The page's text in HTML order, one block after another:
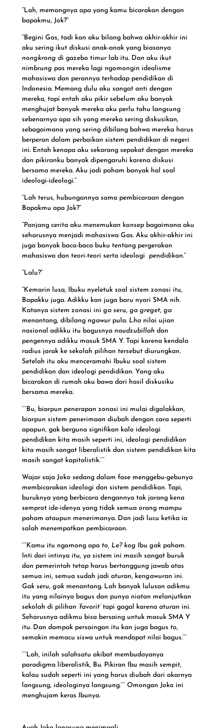
“Lah, memangnya apa yang kamu bicarakan dengan
bapakmu, Jok?”
“Begini Gas, tadi kan aku bilang bahwa akhir-akhir ini
aku sering ikut diskusi anak-anak yang biasanya
nongkrong di gazebo timur lab itu. Dan aku ikut
nimbrung pas mereka lagi ngomongin idealisme
mahasiswa dan perannya terhadap pendidikan di
Indonesia. Memang dulu aku sangat anti dengan
mereka, tapi entah aku pikir sebelum aku banyak
menghujat banyak mereka aku perlu tahu langsung
sebenarnya apa sih yang mereka sering diskusikan,
sebagaimana yang sering dibilang bahwa mereka harus
berperan dalam perbaikan sistem pendidikan di negeri
ini. Entah kenapa aku sekarang sepakat dengan mereka
dan pikiranku banyak dipengaruhi karena diskusi
bersama mereka. Aku jadi paham banyak hal soal
ideologi-ideologi.”
“Lah terus, hubungannya sama pembicaraan dengan
Bapakmu apa Jok?”
“Panjang cerita aku menemukan konsep bagaimana aku
seharusnya menjadi mahasiswa Gas. Aku akhir-akhir ini
juga banyak baca-baca buku tentang pergerakan
mahasiswa dan teori-teori serta ideologi pendidikan.”
“Lalu?”
“Kemarin lusa, Ibuku nyeletuk soal sistem zonasi itu,
Bapakku juga. Adikku kan juga baru nyari SMA nih.
Katanya sistem zonasi ini gaseru, ga greget, ga
menantang, dibilang ngawurpula. Lhanilai ujian
nasional adikku itu bagusnya naudzubillah dan
pengennya adikku masuk SMA Y. Tapi karena kendala
radius jarak ke sekolah pilihan tersebut diurungkan.
Setelah itu aku menceramahi Ibuku soal sistem
pendidikan dan ideologi pendidikan. Yang aku
bicarakan di rumah aku bawa dari hasil diskusiku
bersama mereka.
‘’’Bu, biarpun penerapan zonasi ini mulai digalakkan,
biarpun sistem penerimaan diubah dengan cara seperti
apapun, gak berguna signifikan kalo ideologi
pendidikan kita masih seperti ini, ideologi pendidikan
kita masih sangat liberalistik dan sistem pendidikan kita
masih sangat kapitalistik.’’’
Wajar saja Joko sedang dalam fase menggebu-gebunya
membicarakan ideologi dan sistem pendidikan. Tapi,
buruknya yang berbicara dengannya tak jarang kena
semprot ide-idenya yang tidak semua orang mampu
paham ataupun menerimanya. Dan jadi lucu ketika ia
salah menempatkan pembicaraan.
‘’’Kamu itu ngomong apa to, Le? kog Ibu gakpaham.
Inti dari intinya itu, ya sistem ini masih sangat buruk
dan pemerintah tetap harus bertanggung jawab atas
semua ini, semua sudah jadi aturan, kengawuran ini.
Gakseru, gakmenantang. Lah banyak lulusan adikmu
itu yang nilainya bagus dan punya niatan melanjutkan
sekolah di pilihan ‘favorit’tapi gagal karena aturan ini.
Seharusnya adikmu bisa bersaing untuk masuk SMA Y
itu. Dan dampak persaingan itu kan juga bagus to,
semakin memacu siswa untuk mendapat nilai bagus.’’’
‘’’Lah, inilah salahsatu akibat membudayanya
paradigma liberalistik, Bu. Pikiran Ibu masih sempit,
kalau sudah seperti ini yang harus diubah dari akarnya
langsung, ideologinya langsung.’’’ Omongan Joko ini
menghujam keras Ibunya.